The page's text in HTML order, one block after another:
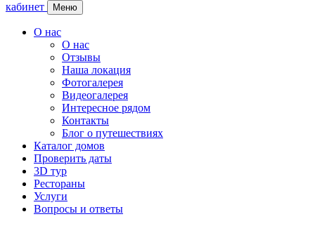
кабинет
Меню
О нас
О нас
Отзывы
Наша локация
Фотогалерея
Видеогалерея
Интересное рядом
Контакты
Блог о путешествиях
Каталог домов
Проверить даты
3D тур
Рестораны
Услуги
Вопросы и ответы